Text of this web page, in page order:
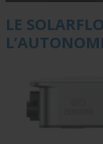
LE